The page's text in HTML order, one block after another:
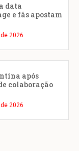
data
e fãs apostam
2026
após
colaboração
2026